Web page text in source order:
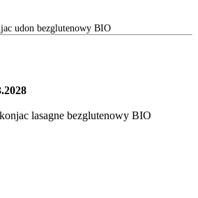
udon bezglutenowy BIO
lasagne bezglutenowy BIO